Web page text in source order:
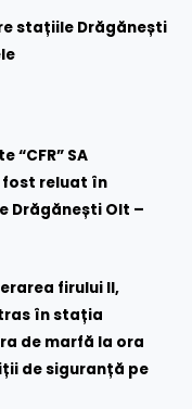
stațiile Drăgănești
“CFR” SA
reluat în
Drăgănești Olt –
firului II,
în stația
de marfă la ora
de siguranță pe